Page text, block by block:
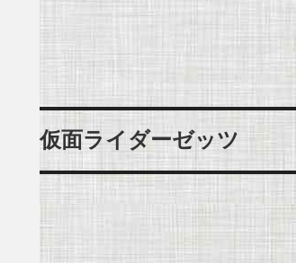
仮面ライダーゼッツ